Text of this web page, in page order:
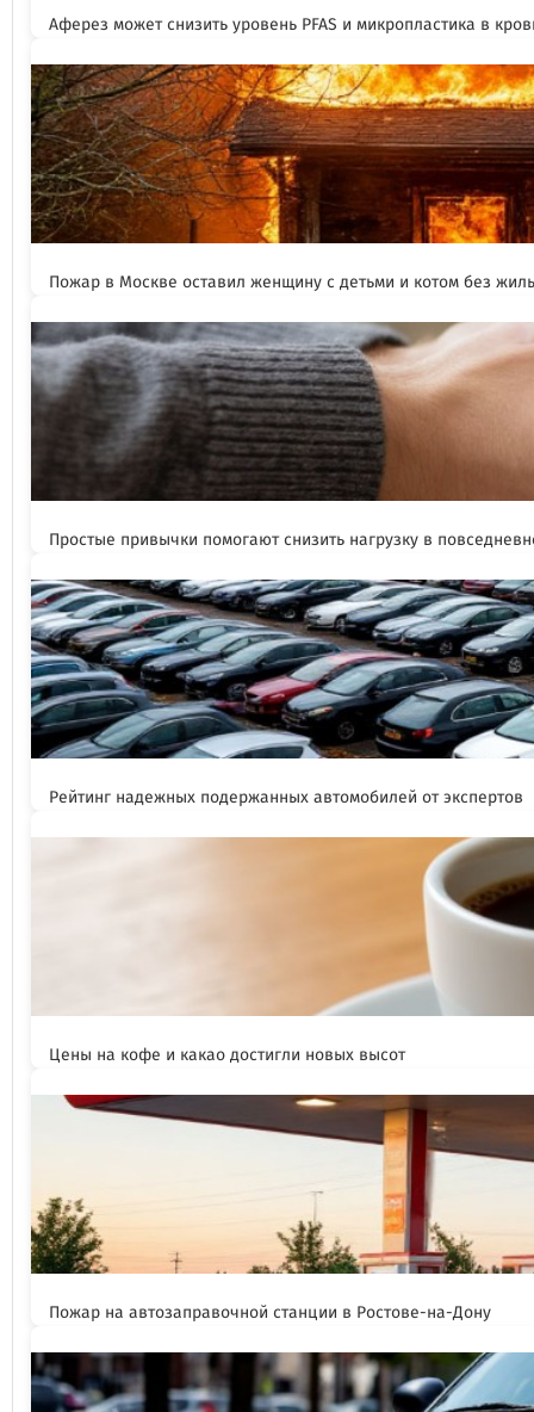
Аферез может снизить уровень PFAS и микропластика в
Пожар в Москве оставил женщину с детьми и котом без
Простые привычки помогают снизить нагрузку в
Рейтинг надежных подержанных автомобилей от экспертов
Цены на кофе и какао достигли новых высот
Пожар на автозаправочной станции в Ростове-на-Дону